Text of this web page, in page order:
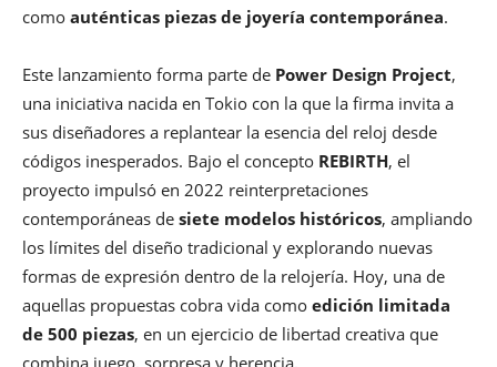
como auténticas piezas de joyería contemporánea.
Este lanzamiento forma parte de Power Design Project,
una iniciativa nacida en Tokio con la que la firma invita a
sus diseñadores a replantear la esencia del reloj desde
códigos inesperados. Bajo el concepto REBIRTH, el
proyecto impulsó en 2022 reinterpretaciones
contemporáneas de siete modelos históricos, ampliando
los límites del diseño tradicional y explorando nuevas
formas de expresión dentro de la relojería. Hoy, una de
aquellas propuestas cobra vida como edición limitada
de 500 piezas, en un ejercicio de libertad creativa que
combina juego, sorpresa y herencia.